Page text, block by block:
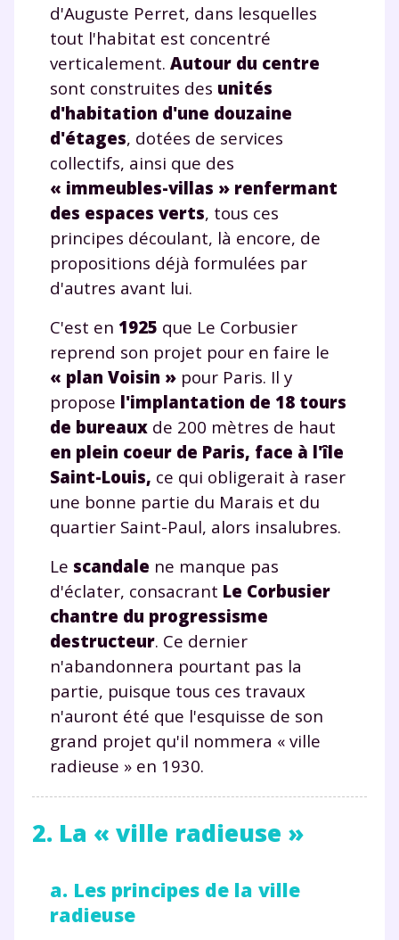
d'Auguste Perret, dans lesquelles
tout l'habitat est concentré
verticalement. Autour du centre
sont construites des unités
d'habitation d'une douzaine
d'étages, dotées de services
collectifs, ainsi que des
« immeubles-villas » renfermant
des espaces verts, tous ces
principes découlant, là encore, de
propositions déjà formulées par
d'autres avant lui.
C'est en 1925 que Le Corbusier
reprend son projet pour en faire le
« plan Voisin » pour Paris. Il y
propose l'implantation de 18 tours
de bureaux de 200 mètres de haut
en plein coeur de Paris, face à l'île
Saint-Louis, ce qui obligerait à raser
une bonne partie du Marais et du
quartier Saint-Paul, alors insalubres.
Le scandale ne manque pas
d'éclater, consacrant Le Corbusier
chantre du progressisme
destructeur. Ce dernier
n'abandonnera pourtant pas la
partie, puisque tous ces travaux
n'auront été que l'esquisse de son
grand projet qu'il nommera « ville
radieuse » en 1930.
2. La « ville radieuse »
a. Les principes de la ville
radieuse